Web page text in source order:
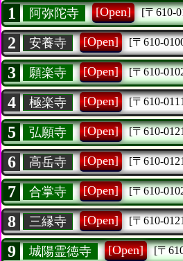
1 阿弥陀寺 [Open] [〒610-
2 安養寺 [Open] [〒610-
3 願楽寺 [Open] [〒610-
4 極楽寺 [Open] [〒610-
5 弘願寺 [Open] [〒610-
6 高岳寺 [Open] [〒610-
7 合掌寺 [Open] [〒610-
8 三縁寺 [Open] [〒610-
9 城陽霊徳寺 [Open] [〒